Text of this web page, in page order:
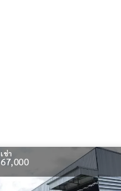
เช่า
67,000